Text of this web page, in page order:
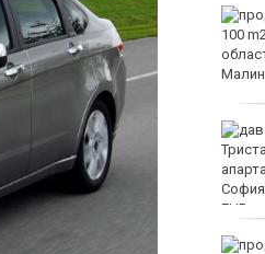
Огнеборците са
реагирали на 150
сигнала през
последното денонощие
Мачовете и спортът по
ТВ днес (8 август)
Виц на деня - 8 август